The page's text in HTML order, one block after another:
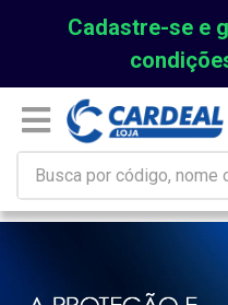
Cadastre-se e